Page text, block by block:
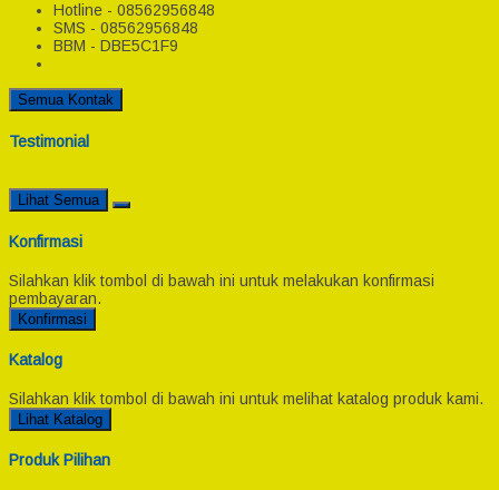
Hotline - 08562956848
SMS - 08562956848
BBM - DBE5C1F9
Semua Kontak
Testimonial
Lihat Semua
Konfirmasi
Silahkan klik tombol di bawah ini untuk melakukan konfirmasi
pembayaran.
Konfirmasi
Katalog
Silahkan klik tombol di bawah ini untuk melihat katalog produk kami.
Lihat Katalog
Produk Pilihan